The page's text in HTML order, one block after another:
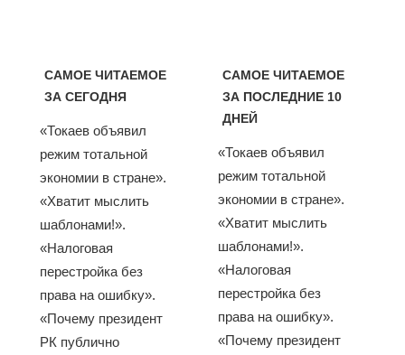
САМОЕ ЧИТАЕМОЕ
ЗА СЕГОДНЯ
«Токаев объявил
режим тотальной
экономии в стране».
«Хватит мыслить
шаблонами!».
«Налоговая
перестройка без
права на ошибку».
«Почему президент
РК публично
САМОЕ ЧИТАЕМОЕ
ЗА ПОСЛЕДНИЕ 10
ДНЕЙ
«Токаев объявил
режим тотальной
экономии в стране».
«Хватит мыслить
шаблонами!».
«Налоговая
перестройка без
права на ошибку».
«Почему президент